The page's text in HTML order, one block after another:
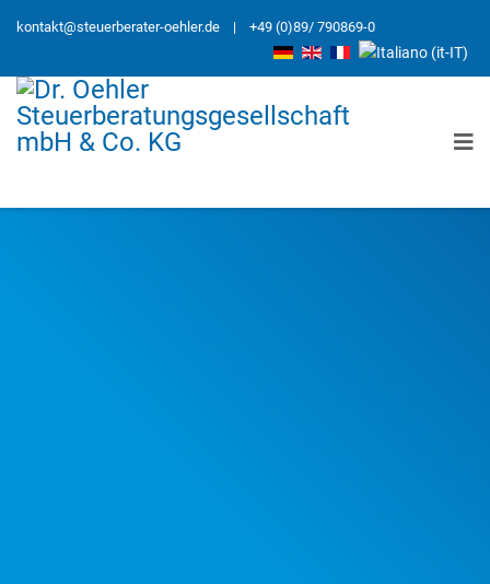
kontakt@steuerberater-oehler.de | +49 (0)89/ 790869-0